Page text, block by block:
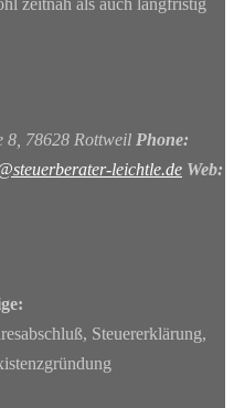
zeitnah als auch langfristig
8, 78628 Rottweil Phone:
leichtle.de Web:
Steuererklärung,